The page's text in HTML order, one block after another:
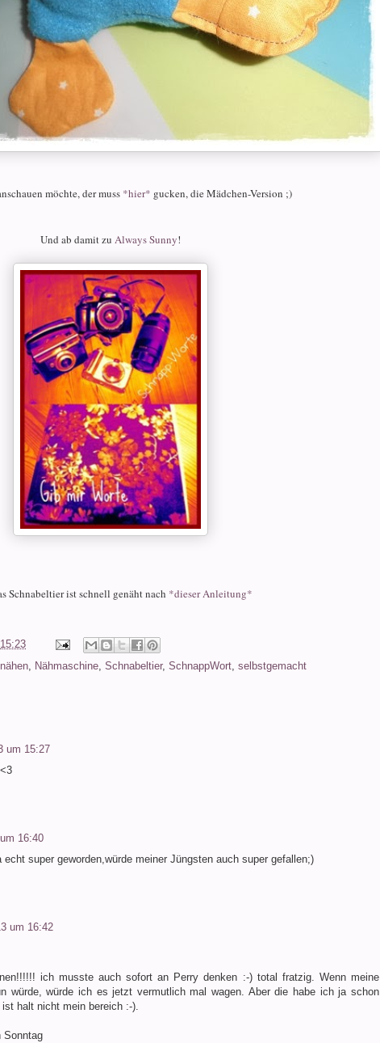
möchte, der muss *hier* gucken, die Mädchen-Version ;)
Und ab damit zu Always Sunny!
Schnabeltier ist schnell genäht nach *dieser Anleitung*
15:23
nähen Nähmaschine Schnabeltier, SchnappWort selbstgemacht
um 15:27
16:40
super geworden,würde meiner Jüngsten auch super gefallen;)
um 16:42
ich musste auch sofort an Perry denken :-) total fratzig. Wenn meine
würde, würde ich es jetzt vermutlich mal wagen. Aber die habe ich ja schon
halt nicht mein bereich :-).
Sonntag